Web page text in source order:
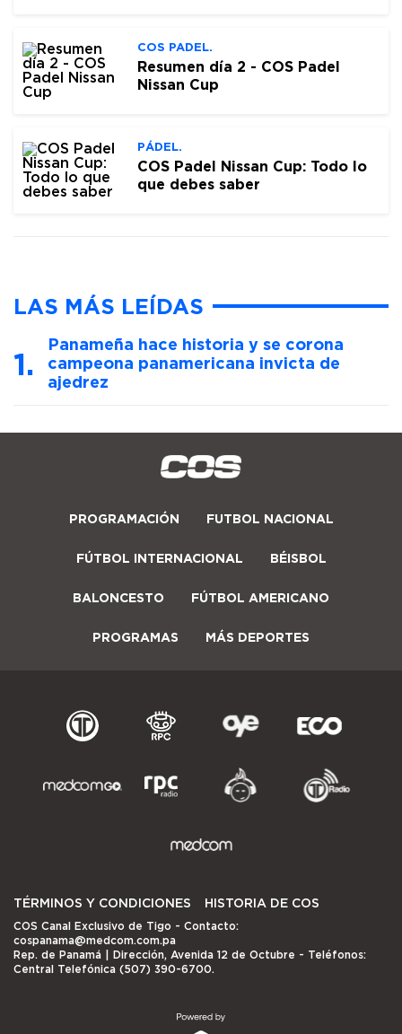
COS PADEL.
Resumen día 2 - COS Padel
Nissan Cup
PÁDEL.
COS Padel Nissan Cup: Todo lo
que debes saber
LAS MÁS LEÍDAS
Panameña hace historia y se corona
campeona panamericana invicta de
ajedrez
PROGRAMACIÓN FUTBOL NACIONAL
FÚTBOL INTERNACIONAL BÉISBOL
BALONCESTO FÚTBOL AMERICANO
PROGRAMAS MÁS DEPORTES
TÉRMINOS Y CONDICIONES HISTORIA DE COS
COS Canal Exclusivo de Tigo - Contacto:
cospanama@medcom.com.pa
Rep. de Panamá | Dirección, Avenida 12 de Octubre - Teléfonos:
Central Telefónica (507) 390-6700.